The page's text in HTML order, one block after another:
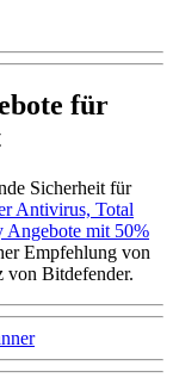
für
Sicherheit für
Antivirus, Total
Angebote mit 50%
Empfehlung von
von Bitdefender.